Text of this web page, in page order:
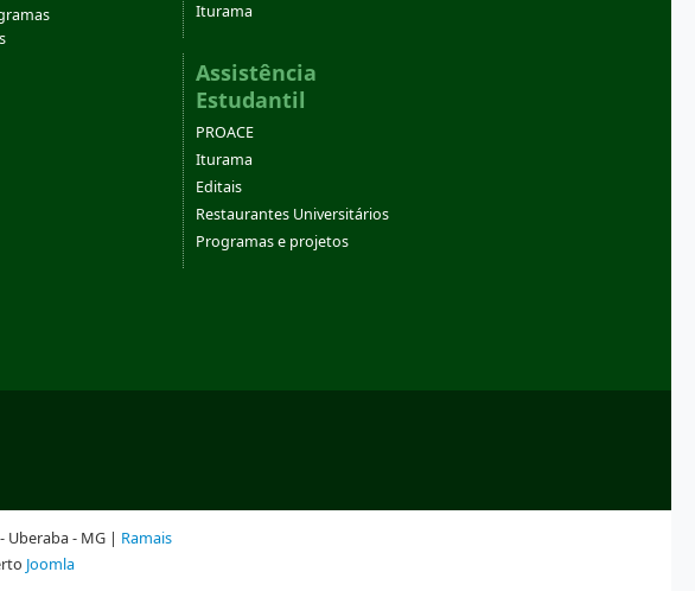
Iturama
Assistência
Estudantil
PROACE
Iturama
Editais
Restaurantes Universitários
Programas e projetos
Uberaba - MG | Ramais
Joomla